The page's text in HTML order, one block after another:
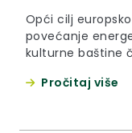
Opći cilj
povećanje
kulturne baštine
području
Pročitaj više